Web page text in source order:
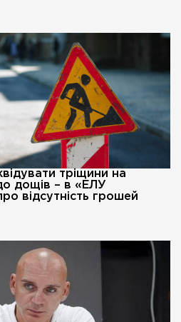
тріщини на
дощів – в «ЕЛУ
відсутність грошей